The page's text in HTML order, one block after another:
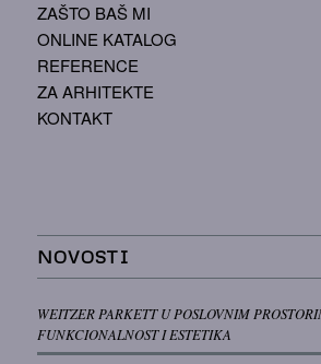
ZAŠTO BAŠ MI
ONLINE KATALOG
REFERENCE
ZA ARHITEKTE
KONTAKT
NOVOSTI
WEITZER PARKETT U POSLOVNIM
FUNKCIONALNOST I ESTETIKA